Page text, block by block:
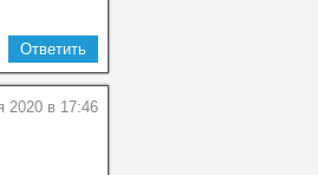
Ответить
2020 в 17:46